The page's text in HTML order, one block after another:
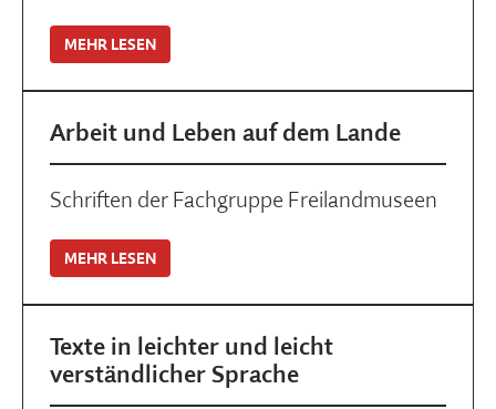
MEHR LESEN
Arbeit und Leben auf dem Lande
Schriften der Fachgruppe Freilandmuseen
MEHR LESEN
Texte in leichter und leicht
verständlicher Sprache